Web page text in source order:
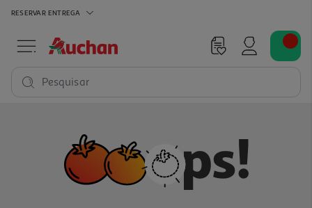
RESERVAR ENTREGA
Pesquisar